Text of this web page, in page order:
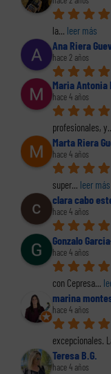
la... leer más
Ana Riera
hace 2 años
Maria Antonia
hace 4 años
profesionales, y
Marta Riera
hace 4 años
super... leer más
clara cabo
hace 4 años
Gonzalo
hace 4 años
con Cepresa...
marina
hace 4 años
excepcionales.
Teresa B.G.
hace 4 años